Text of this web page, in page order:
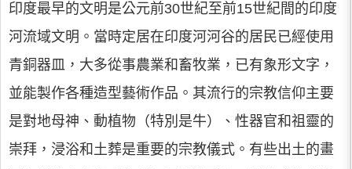
印度最早的文明是公元前30世紀至前15世紀間的印度
河流域文明。當時定居在印度河河谷的居民已經使用
青銅器皿，大多從事農業和畜牧業，已有象形文字，
並能製作各種造型藝術作品。其流行的宗教信仰主要
是對地母神、動植物（特別是牛）、性器官和祖靈的
崇拜，浸浴和土葬是重要的宗教儀式。有些出土的畫